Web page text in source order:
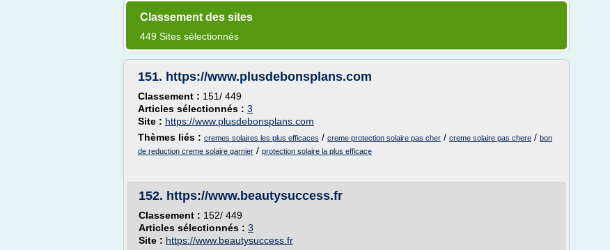
Classement des sites
449 Sites sélectionnés
151. https://www.plusdebonsplans.com
Classement : 151/ 449
Articles sélectionnés : 3
Site : https://www.plusdebonsplans.com
Thèmes liés : cremes solaires les plus efficaces / creme protection solaire pas cher / creme solaire pas chere / bon
de reduction creme solaire garnier / protection solaire la plus efficace
152. https://www.beautysuccess.fr
Classement : 152/ 449
Articles sélectionnés : 3
Site : https://www.beautysuccess.fr